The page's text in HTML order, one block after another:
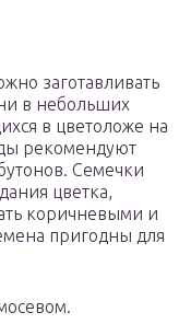
заготавливать
в небольших
в цветоложе на
рекомендуют
Семечки
цветка,
коричневыми и
пригодны для